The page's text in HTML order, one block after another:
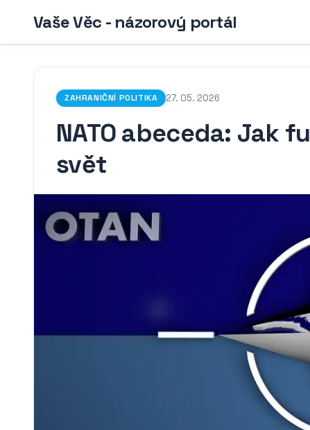
Vaše Věc - názorový portál
ZAHRANIČNÍ POLITIKA 27. 05. 2026
NATO abeceda: Jak
svět